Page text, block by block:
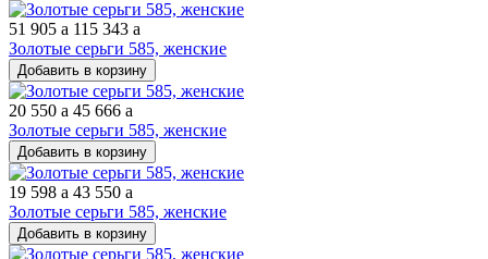
51 905 a 115 343 a
Золотые серьги 585, женские
Добавить в корзину
20 550 a 45 666 a
Золотые серьги 585, женские
Добавить в корзину
19 598 a 43 550 a
Золотые серьги 585, женские
Добавить в корзину